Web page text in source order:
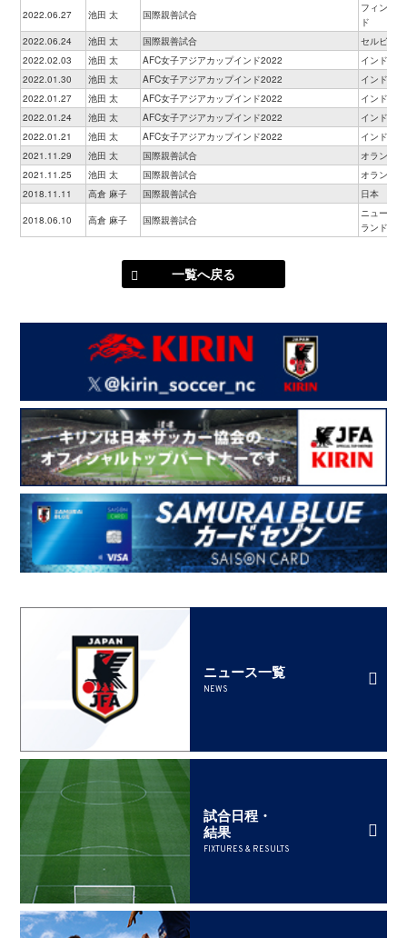
2022.06.27 池田 太 国際親善試合
フィンラン
ド
2022.06.24
池田 太 国際親善試合
セルビア
2022.02.03
池田 太 AFC女子アジアカップインド2022
インド
2022.01.30
池田 太 AFC女子アジアカップインド2022
インド
2022.01.27
池田 太 AFC女子アジアカップインド2022
インド
2022.01.24
池田 太 AFC女子アジアカップインド2022
インド
2022.01.21
池田 太 AFC女子アジアカップインド2022
インド
2021.11.29
池田 太 国際親善試合
オランダ
2021.11.25
池田 太 国際親善試合
オランダ
2018.11.11
高倉 麻子 国際親善試合 日本
2018.06.10 高倉 麻子 国際親善試合
ニュージー
ランド
一覧へ戻る
ニュース一覧
NEWS
試合日程・
結果
FIXTURES & RESULTS